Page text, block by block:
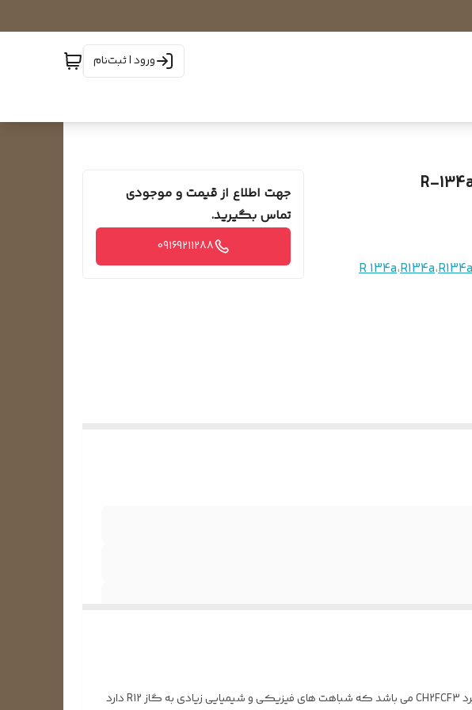
ورود | ثبت‌نام
،R134a،R 134a
جهت اطلاع از قیمت و موجودی
تماس بگیرید.
09169211288
گاز مبرد R134a یا گاز فریون R134a معروف ترین گاز مبرد تترافلوئورتان می باشد. فرمول مولکولی این گاز مبرد CH2FCF3 می باشد که شباهت های فیزیکی و شیمیایی زیادی به گاز R12 دارد